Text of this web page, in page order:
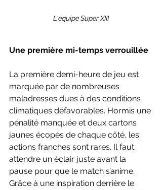
L'équipe Super XIII
Une première mi-temps verrouillée
La première demi-heure de jeu est
marquée par de nombreuses
maladresses dues à des conditions
climatiques défavorables. Hormis une
pénalité manquée et deux cartons
jaunes écopés de chaque côté, les
actions franches sont rares. Il faut
attendre un éclair juste avant la
pause pour que le match s’anime.
Grâce à une inspiration derrière le